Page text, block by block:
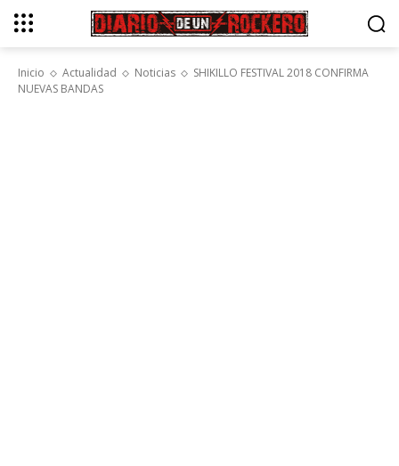
Inicio Actualidad Noticias
SHIKILLO FESTIVAL 2018 CONFIRMA
NUEVAS BANDAS